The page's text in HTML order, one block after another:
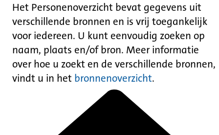
Het Personenoverzicht bevat gegevens uit
verschillende bronnen en is vrij toegankelijk
voor iedereen. U kunt eenvoudig zoeken op
naam, plaats en/of bron. Meer informatie
over hoe u zoekt en de verschillende bronnen,
vindt u in het bronnenoverzicht.